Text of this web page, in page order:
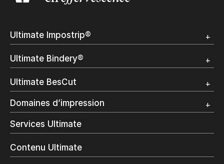
Ultimate Impostrip®
Démo
Ultimate Bindery®
Démo
Témoignages clients
Ultimate BesCut
Apercu
Démo
Domaines d’impression
Publipostage et Transactionnel
Impression Commerciale
Livres à la demande
Impression jet d’encre
Services Ultimate
Contenu Ultimate